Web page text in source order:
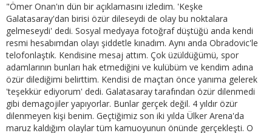
"Ömer Onan'ın dün bir açıklamasını izledim. 'Keşke
Galatasaray'dan birisi özür dileseydi de olay bu noktalara
gelmeseydi' dedi. Sosyal medyaya fotoğraf düştüğü anda kendi
resmi hesabımdan olayı şiddetle kınadım. Aynı anda Obradovic'le
telofonlaştık. Kendisine mesaj attım. Çok üzüldüğümü, spor
adamlarının bunları hak etmediğini ve kulübüm ve kendim adına
özür dilediğimi belirttim. Kendisi de maçtan önce yanıma gelerek
'teşekkür ediyorum' dedi. Galatasaray tarafından özür dilenmedi
gibi demagojiler yapıyorlar. Bunlar gerçek değil. 4 yıldır özür
dilenmeyen kişi benim. Geçtiğimiz son iki yılda Ülker Arena'da
maruz kaldığım olaylar tüm kamuoyunun önünde gerçekleşti. O